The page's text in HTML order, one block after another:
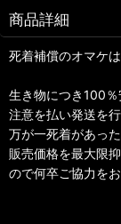
商品詳細
死着補償のオマケ
生き物につき100
注意を払い発送を
万が一死着があっ
販売価格を最大限
ので何卒ご協力を